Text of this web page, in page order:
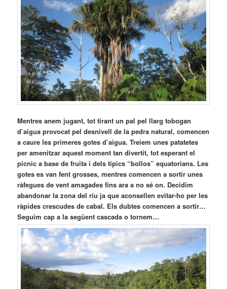
Mentres anem jugant, tot tirant un pal pel llarg tobogan
d’aigua provocat pel desnivell de la pedra natural, comencen
a caure les primeres gotes d’aigua. Treiem unes patatetes
per amenitzar aquest moment tan divertit, tot esperant el
picnic a base de fruita i dels típics “bollos” equatorians. Les
gotes es van fent grosses, mentres comencen a sortir unes
ràfegues de vent amagades fins ara a no sé on. Decidim
abandonar la zona del riu ja que aconsellen evitar-ho per les
ràpides crescudes de cabal. Els dubtes comencen a sortir…
Seguim cap a la següent cascada o tornem…